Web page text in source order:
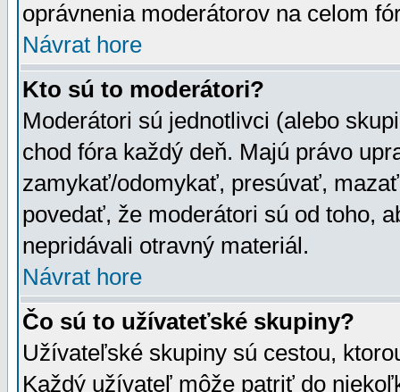
oprávnenia moderátorov na celom
Návrat hore
Kto sú to moderátori?
Moderátori sú jednotlivci (alebo
chod fóra každý deň. Majú právo
zamykať/odomykať, presúvať,
povedať, že moderátori sú od toho,
nepridávali otravný materiál.
Návrat hore
Čo sú to užívateťské skupiny?
Užívateľské skupiny sú cestou,
Každý užívateľ môže patriť do